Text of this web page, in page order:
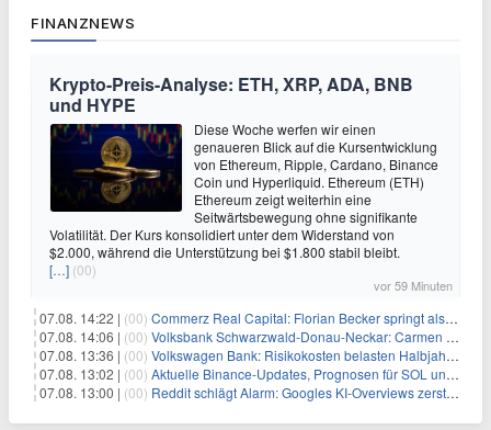
FINANZNEWS
Krypto-Preis-Analyse: ETH, XRP, ADA, BNB
und HYPE
Diese Woche werfen wir einen
genaueren Blick auf die Kursentwicklung
von Ethereum, Ripple, Cardano, Binance
Coin und Hyperliquid. Ethereum (ETH)
Ethereum zeigt weiterhin eine
Seitwärtsbewegung ohne signifikante
Volatilität. Der Kurs konsolidiert unter dem Widerstand von
$2.000, während die Unterstützung bei $1.800 stabil bleibt.
[…] (00)
vor 59 Minuten
07.08. 14:22 | (00) Commerz Real Capital: Florian Becker springt als Leiter ein
07.08. 14:06 | (00) Volksbank Schwarzwald-Donau-Neckar: Carmen Wedam übernimmt Aufsichtsratsvorsitz
07.08. 13:36 | (00) Volkswagen Bank: Risikokosten belasten Halbjahresergebnis
07.08. 13:02 | (00) Aktuelle Binance-Updates, Prognosen für SOL und DOGE: Zusammenfassung vom 7. August
07.08. 13:00 | (00) Reddit schlägt Alarm: Googles KI-Overviews zerstören das Traffic-Geschäftsmodell